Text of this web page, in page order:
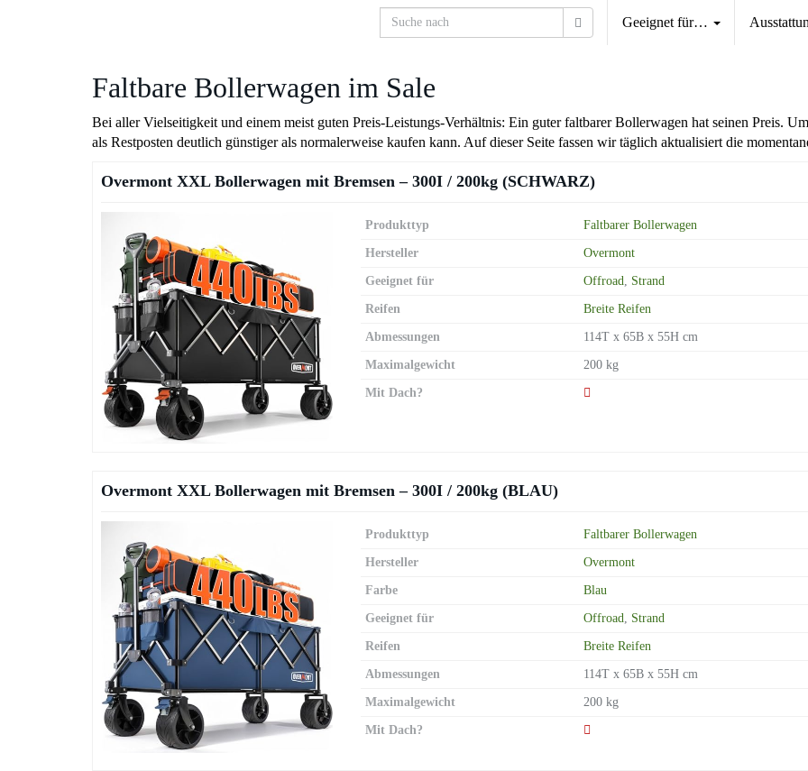
Geeignet für…
Faltbare Bollerwagen im Sale
Bei aller Vielseitigkeit und einem meist guten Preis-Leistungs-Verhältnis: Ein guter faltbarer Bollerwagen hat seinen Preis.
als Restposten deutlich günstiger als normalerweise kaufen kann. Auf dieser Seite fassen wir täglich aktualisiert die
Overmont XXL Bollerwagen mit Bremsen – 300I / 200kg (SCHWARZ)
Produkttyp Faltbarer Bollerwagen
Hersteller Overmont
Geeignet für Offroad, Strand
Reifen Breite Reifen
Abmessungen 114T x 65B x 55H cm
Maximalgewicht 200 kg
Mit Dach?
Overmont XXL Bollerwagen mit Bremsen – 300I / 200kg (BLAU)
Produkttyp Faltbarer Bollerwagen
Hersteller Overmont
Farbe Blau
Geeignet für Offroad, Strand
Reifen Breite Reifen
Abmessungen 114T x 65B x 55H cm
Maximalgewicht 200 kg
Mit Dach?